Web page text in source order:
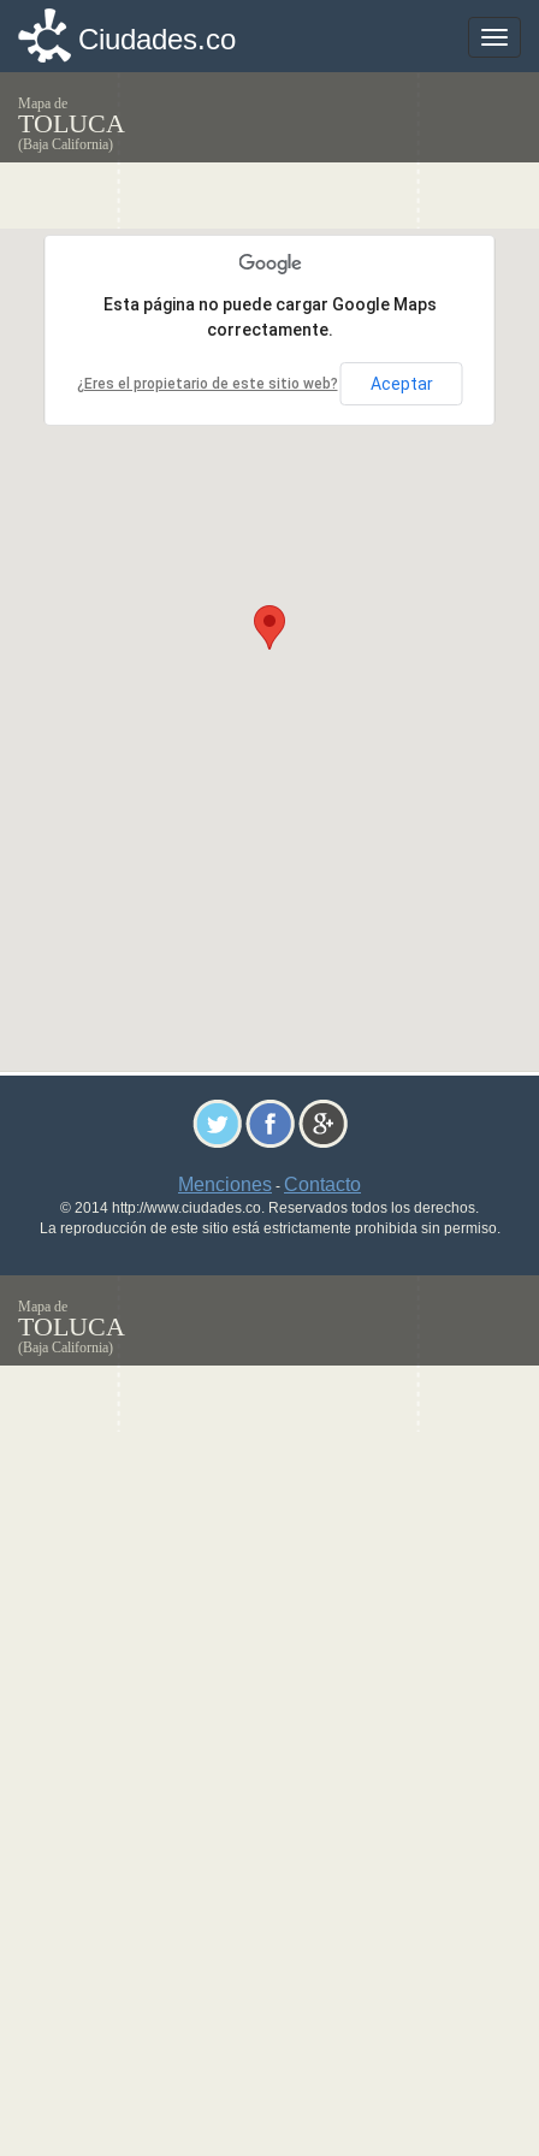
Toggle
Ciudades.co
Mapa de
TOLUCA
(Baja California)
Esta página no puede cargar Google Maps
correctamente.
¿Eres el propietario de este sitio web? Aceptar
Esta página no puede cargar Google Maps
correctamente.
¿Eres el propietario de este sitio web? Aceptar
Menciones - Contacto
© 2014 http://www.ciudades.co. Reservados todos los derechos.
La reproducción de este sitio está estrictamente prohibida sin permiso.
Toggle
Ciudades.co
Mapa de
TOLUCA
(Baja California)